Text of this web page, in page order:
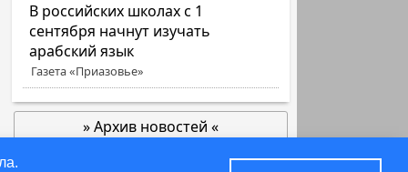
В российских школах с 1
сентября начнут изучать
арабский язык
Газета «Приазовье»
» Архив новостей «
позже